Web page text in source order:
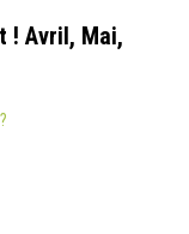
! Avril, Mai,